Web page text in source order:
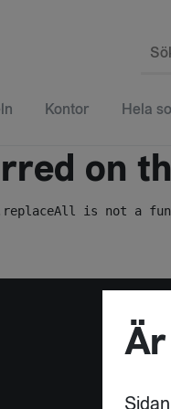
Kontor Hela
on
is not a